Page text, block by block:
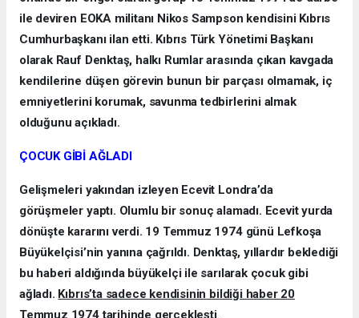
ile deviren EOKA militanı Nikos Sampson kendisini Kıbrıs
Cumhurbaşkanı ilan etti. Kıbrıs Türk Yönetimi Başkanı
olarak Rauf Denktaş, halkı Rumlar arasında çıkan kavgada
kendilerine düşen görevin bunun bir parçası olmamak, iç
emniyetlerini korumak, savunma tedbirlerini almak
olduğunu açıkladı.
ÇOCUK GİBİ AĞLADI
Gelişmeleri yakından izleyen Ecevit Londra’da
görüşmeler yaptı. Olumlu bir sonuç alamadı. Ecevit yurda
dönüşte kararını verdi. 19 Temmuz 1974 günü Lefkoşa
Büyükelçisi’nin yanına çağrıldı. Denktaş, yıllardır beklediği
bu haberi aldığında büyükelçi ile sarılarak çocuk gibi
ağladı. Kıbrıs’ta sadece kendisinin bildiği haber 20
Temmuz 1974 tarihinde gerçekleşti.